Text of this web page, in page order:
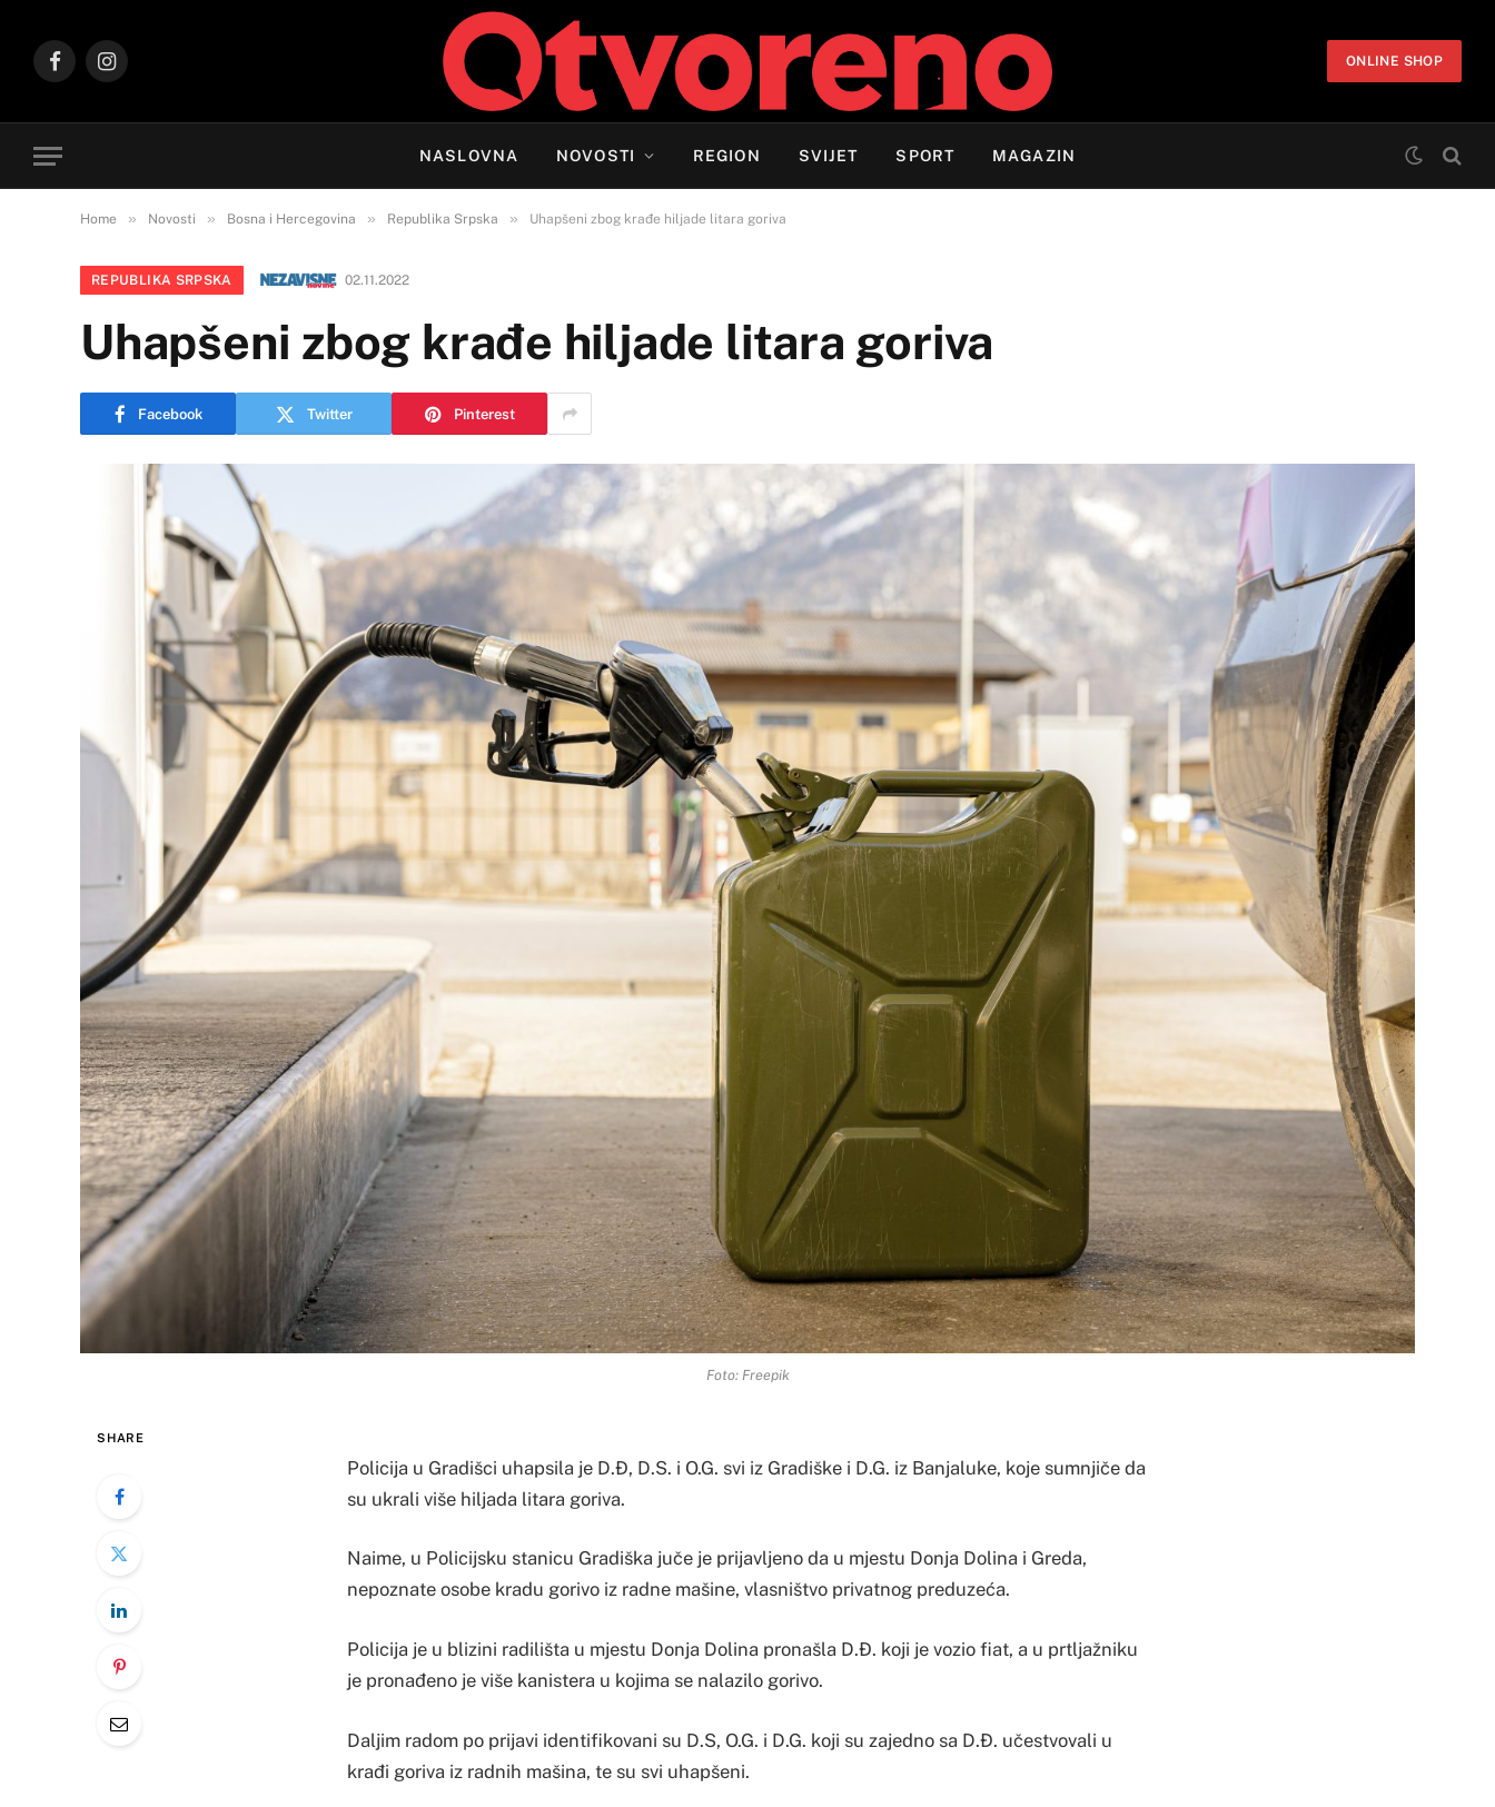
FacebookInstagram
ONLINE SHOP
NASLOVNA NOVOSTI REGION SVIJET SPORT MAGAZIN
Home » Novosti » Bosna i Hercegovina » Republika Srpska » Uhapšeni zbog krađe hiljade litara goriva
REPUBLIKA SRPSKA 02.11.2022
Uhapšeni zbog krađe hiljade litara goriva
Facebook Twitter Pinterest
Foto: Freepik
SHARE
Policija u Gradišci uhapsila je D.Đ, D.S. i O.G. svi iz Gradiške i D.G. iz Banjaluke, koje sumnjiče da
su ukrali više hiljada litara goriva.
Naime, u Policijsku stanicu Gradiška juče je prijavljeno da u mjestu Donja Dolina i Greda,
nepoznate osobe kradu gorivo iz radne mašine, vlasništvo privatnog preduzeća.
Policija je u blizini radilišta u mjestu Donja Dolina pronašla D.Đ. koji je vozio fiat, a u prtljažniku
je pronađeno je više kanistera u kojima se nalazilo gorivo.
Daljim radom po prijavi identifikovani su D.S, O.G. i D.G. koji su zajedno sa D.Đ. učestvovali u
krađi goriva iz radnih mašina, te su svi uhapšeni.